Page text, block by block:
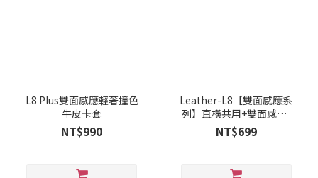
L8 Plus雙面感應輕奢撞色
牛皮卡套
NT$990
Leather-L8【雙面感應系
列】直橫共用+雙面感應-
商務風PU皮證件卡套
NT$699